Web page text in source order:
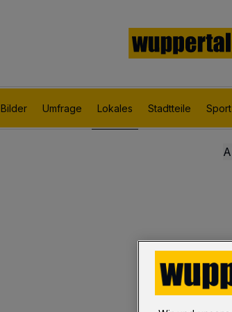
Bilder Umfrage Lokales Stadtteile Sport